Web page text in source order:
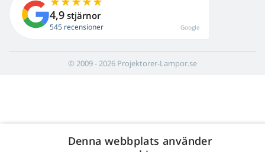
4,9 stjärnor
545 recensioner Google
© 2009 - 2026 Projektorer-Lampor.se
Denna webbplats använder